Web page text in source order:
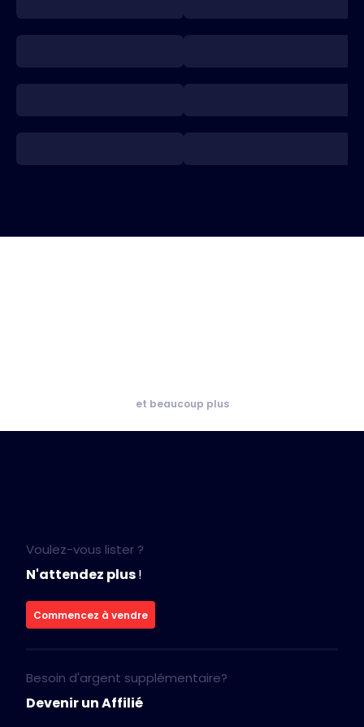
et beaucoup plus
Voulez-vous lister ?
N'attendez plus!
Commencez à vendre
Besoin d'argent supplémentaire?
Devenir un Affilié